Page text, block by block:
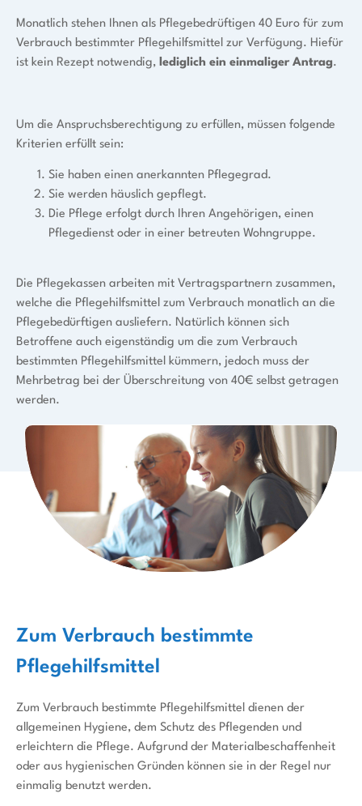
Monatlich stehen Ihnen als Pflegebedrüftigen 40 Euro für zum
Verbrauch bestimmter Pflegehilfsmittel zur Verfügung. Hiefür
ist kein Rezept notwendig, lediglich ein einmaliger Antrag.
Um die Anspruchsberechtigung zu erfüllen, müssen folgende
Kriterien erfüllt sein:
Sie haben einen anerkannten Pflegegrad.
Sie werden häuslich gepflegt.
Die Pflege erfolgt durch Ihren Angehörigen, einen
Pflegedienst oder in einer betreuten Wohngruppe.
Die Pflegekassen arbeiten mit Vertragspartnern zusammen,
welche die Pflegehilfsmittel zum Verbrauch monatlich an die
Pflegebedürftigen ausliefern. Natürlich können sich
Betroffene auch eigenständig um die zum Verbrauch
bestimmten Pflegehilfsmittel kümmern, jedoch muss der
Mehrbetrag bei der Überschreitung von 40€ selbst getragen
werden.
Zum Verbrauch bestimmte
Pflegehilfsmittel
Zum Verbrauch bestimmte Pflegehilfsmittel dienen der
allgemeinen Hygiene, dem Schutz des Pflegenden und
erleichtern die Pflege. Aufgrund der Materialbeschaffenheit
oder aus hygienischen Gründen können sie in der Regel nur
einmalig benutzt werden.